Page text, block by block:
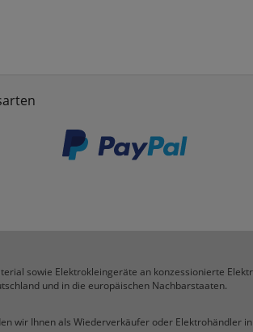
sowie Elektrokleingeräte an konzessionierte
und in die europäischen Nachbarstaaten.
wir Ihnen als Wiederverkäufer oder Elektrohändler